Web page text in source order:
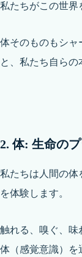
私たちがこの世界
体そのものもシャ
と、私たち自らの
2. 体: 生命の
私たちは人間の
を体験します。
触れる、嗅ぐ、味
体（感覚意識）を